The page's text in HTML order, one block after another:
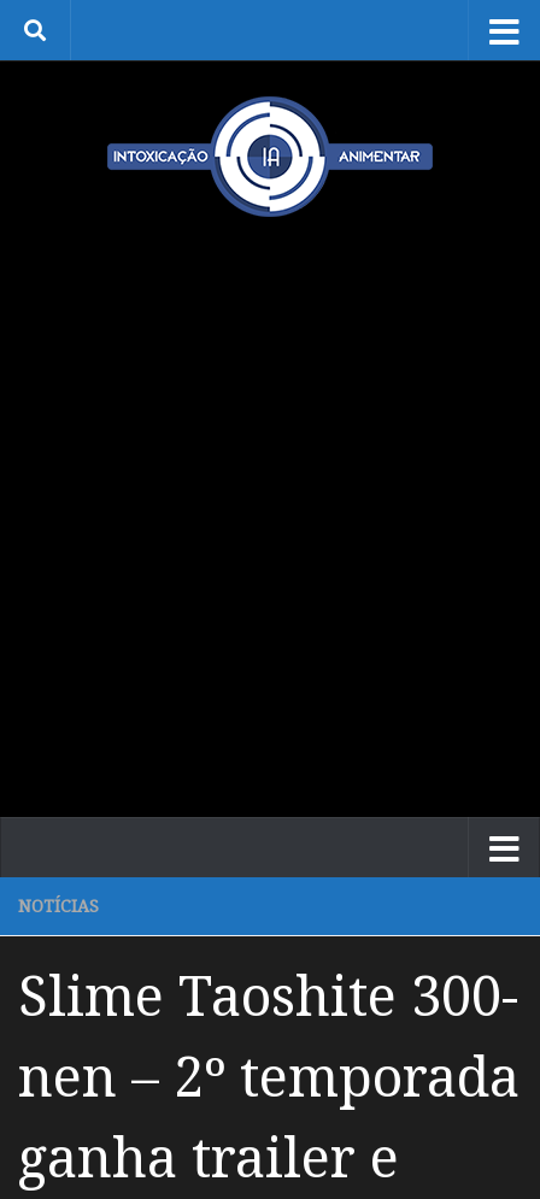
Skip to content
NOTÍCIAS
Slime Taoshite 300-
nen – 2º temporada
ganha trailer e